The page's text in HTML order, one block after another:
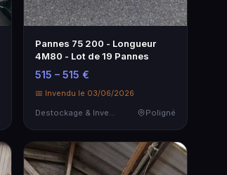
Pannes 75 200 - Longueur
4M80 - Lot de 19 Pannes
515 – 515 €
📅 Invendu le 03/06/2026
Poligné